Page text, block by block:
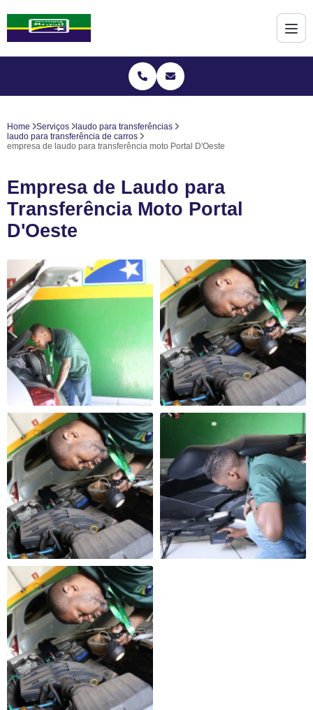
Home Serviços
laudo para transferências
laudo para transferência de carros
empresa de laudo para transferência moto Portal D'Oeste
Empresa de Laudo para
Transferência Moto Portal
D'Oeste